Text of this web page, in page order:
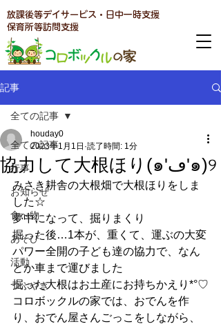
放課後等デイサービス・日中一時支援
​保育所等訪問支援
記事
全ての記事
行事
お知らせ
食べ物
あそび
活動
つぶやき
全ての記事
協力して大根ほり(๑'ڡ'๑)୨
houday0
2023年1月1日 読了時間: 1分
みさき耕舎の大根畑で大根ほりをしま
した☆
夢中になって、掘りまくり
掘った後…1本が、重くて、運ぶの大変
パワー全開の子ども達の協力で、なん
とか車まで運びました
掘った大根はお土産にお持ちかえり*°♡
コロボックルの家では、おでんを作
り、おでん屋さんごっこをしながら、